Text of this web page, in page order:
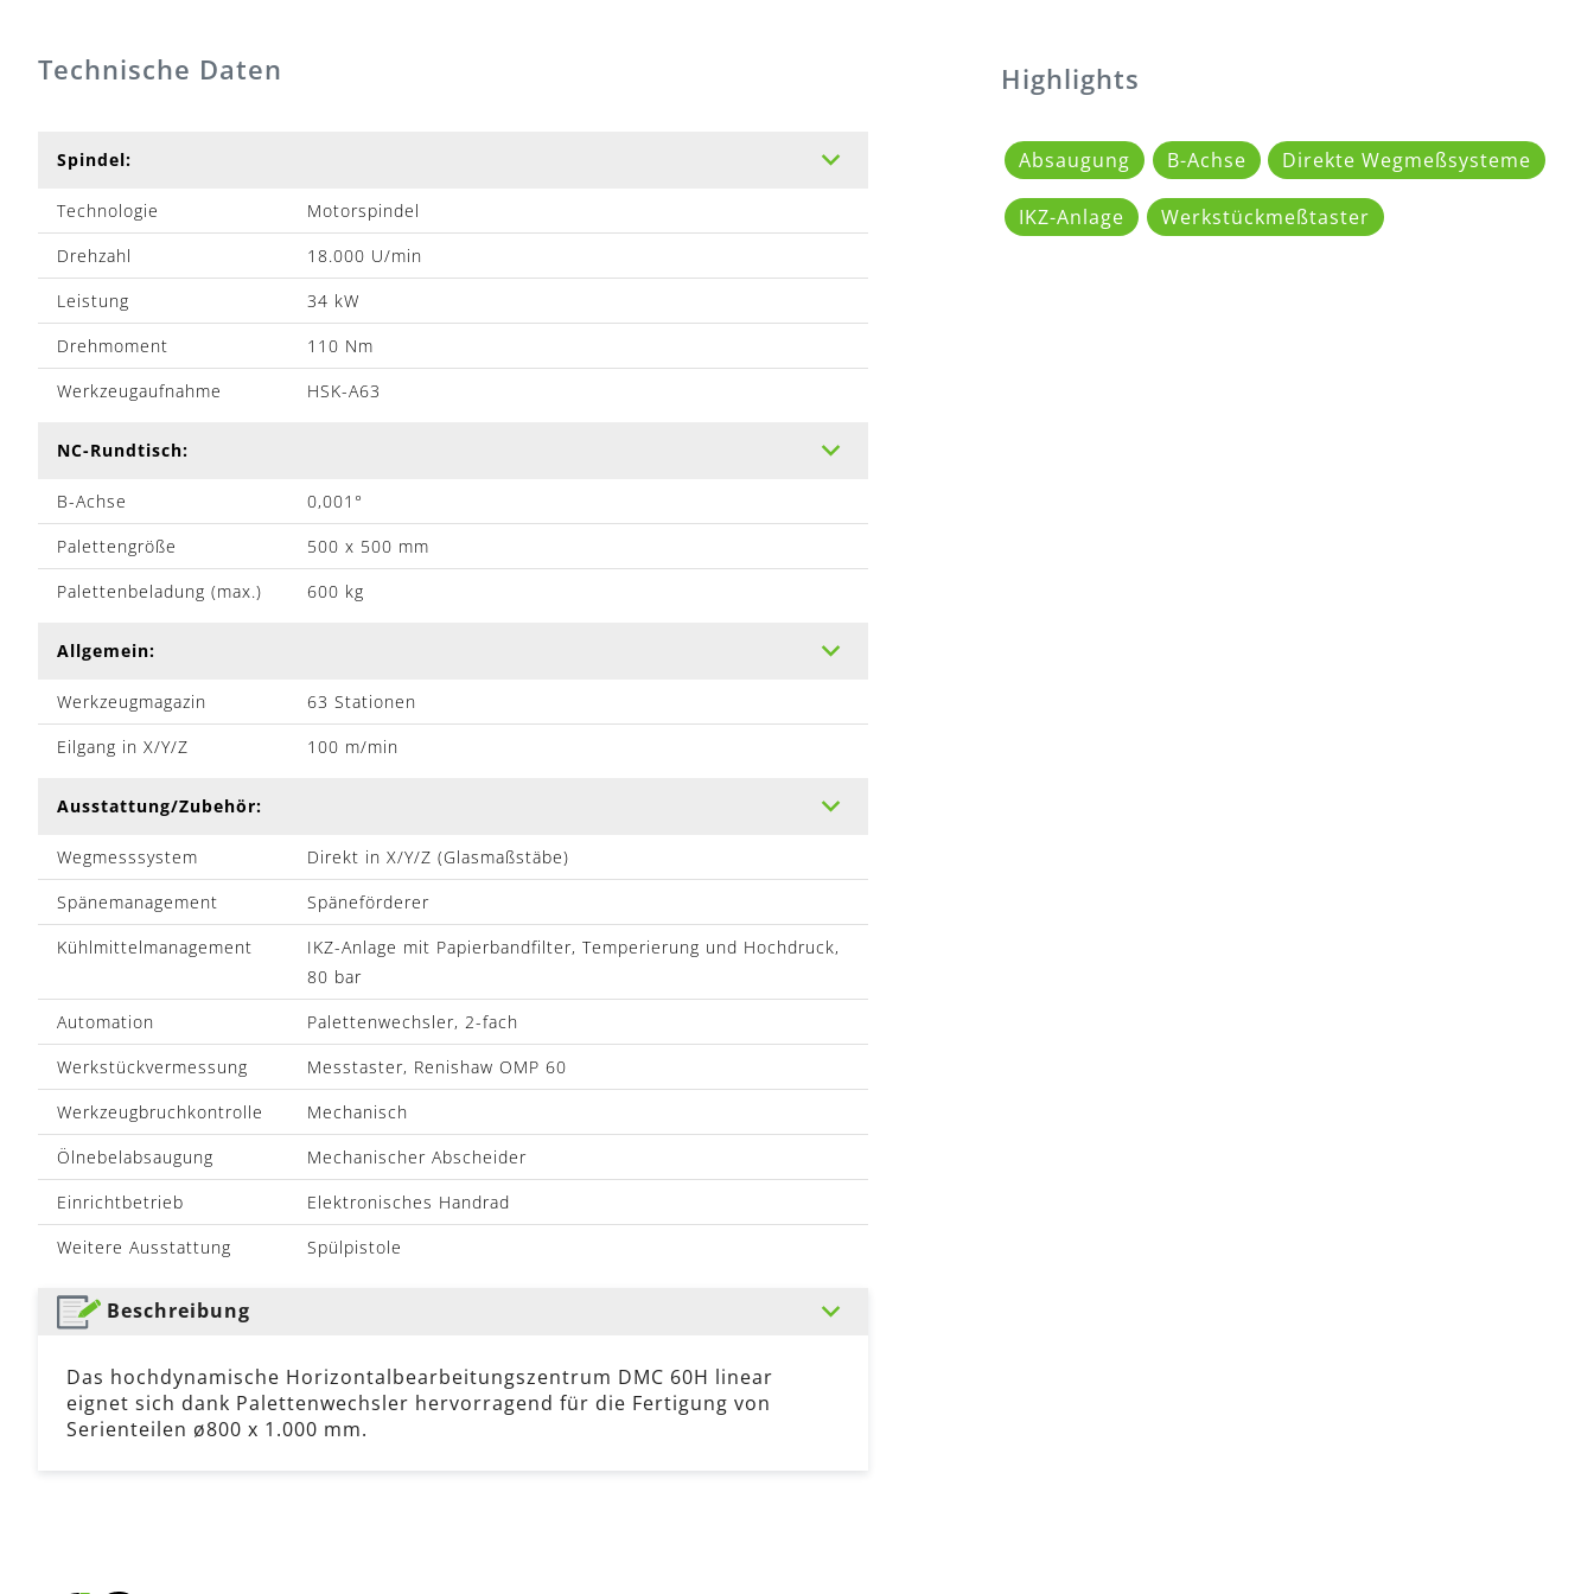
Technische Daten
Spindel:
Technologie
Motorspindel
Drehzahl
18.000 U/min
Leistung
34 kW
Drehmoment
110 Nm
Werkzeugaufnahme
HSK-A63
NC-Rundtisch:
B-Achse
0,001°
Palettengröße
500 x 500 mm
Palettenbeladung (max.)
600 kg
Allgemein:
Werkzeugmagazin
63 Stationen
Eilgang in X/Y/Z
100 m/min
Ausstattung/Zubehör:
Wegmesssystem
Direkt in X/Y/Z (Glasmaßstäbe)
Spänemanagement
Späneförderer
Kühlmittelmanagement
IKZ-Anlage mit Papierbandfilter, Temperierung und Hochdruck,
80 bar
Automation
Palettenwechsler, 2-fach
Werkstückvermessung
Messtaster, Renishaw OMP 60
Werkzeugbruchkontrolle
Mechanisch
Ölnebelabsaugung
Mechanischer Abscheider
Einrichtbetrieb
Elektronisches Handrad
Weitere Ausstattung
Spülpistole
Beschreibung
Das hochdynamische Horizontalbearbeitungszentrum DMC 60H linear
eignet sich dank Palettenwechsler hervorragend für die Fertigung von
Serienteilen ø800 x 1.000 mm.
Highlights
Absaugung B-Achse Direkte Wegmeßsysteme
IKZ-Anlage Werkstückmeßtaster